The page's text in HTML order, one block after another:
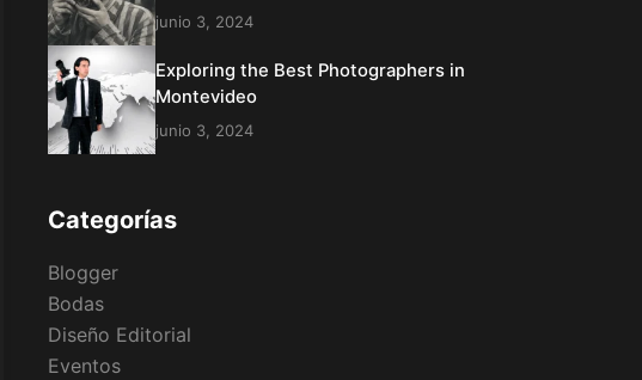
junio 3, 2024
Exploring the Best Photographers in
Montevideo
junio 3, 2024
Categorías
Blogger
Bodas
Diseño Editorial
Eventos